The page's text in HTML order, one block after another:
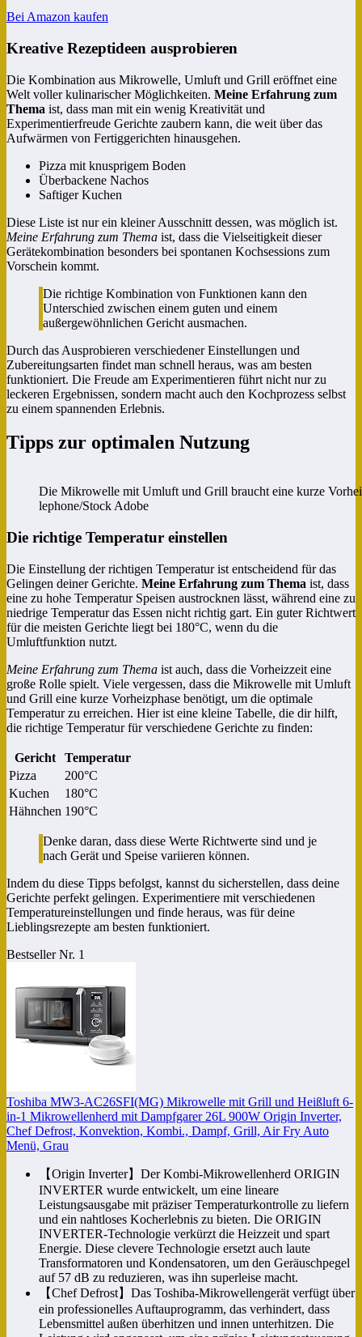
Bei Amazon kaufen
Kreative Rezeptideen ausprobieren
Die Kombination aus Mikrowelle, Umluft und Grill eröffnet eine
Welt voller kulinarischer Möglichkeiten. Meine Erfahrung zum
Thema ist, dass man mit ein wenig Kreativität und
Experimentierfreude Gerichte zaubern kann, die weit über das
Aufwärmen von Fertiggerichten hinausgehen.
Pizza mit knusprigem Boden
Überbackene Nachos
Saftiger Kuchen
Diese Liste ist nur ein kleiner Ausschnitt dessen, was möglich ist.
Meine Erfahrung zum Thema ist, dass die Vielseitigkeit dieser
Gerätekombination besonders bei spontanen Kochsessions zum
Vorschein kommt.
Die richtige Kombination von Funktionen kann den
Unterschied zwischen einem guten und einem
außergewöhnlichen Gericht ausmachen.
Durch das Ausprobieren verschiedener Einstellungen und
Zubereitungsarten findet man schnell heraus, was am besten
funktioniert. Die Freude am Experimentieren führt nicht nur zu
leckeren Ergebnissen, sondern macht auch den Kochprozess selbst
zu einem spannenden Erlebnis.
Tipps zur optimalen Nutzung
Die Mikrowelle mit Umluft und Grill braucht eine kurze
lephone/Stock Adobe
Die richtige Temperatur einstellen
Die Einstellung der richtigen Temperatur ist entscheidend für das
Gelingen deiner Gerichte. Meine Erfahrung zum Thema ist, dass
eine zu hohe Temperatur Speisen austrocknen lässt, während eine zu
niedrige Temperatur das Essen nicht richtig gart. Ein guter Richtwert
für die meisten Gerichte liegt bei 180°C, wenn du die
Umluftfunktion nutzt.
Meine Erfahrung zum Thema ist auch, dass die Vorheizzeit eine
große Rolle spielt. Viele vergessen, dass die Mikrowelle mit Umluft
und Grill eine kurze Vorheizphase benötigt, um die optimale
Temperatur zu erreichen. Hier ist eine kleine Tabelle, die dir hilft,
die richtige Temperatur für verschiedene Gerichte zu finden:
Gericht
Temperatur
Pizza
200°C
Kuchen
180°C
Hähnchen 190°C
Denke daran, dass diese Werte Richtwerte sind und je
nach Gerät und Speise variieren können.
Indem du diese Tipps befolgst, kannst du sicherstellen, dass deine
Gerichte perfekt gelingen. Experimentiere mit verschiedenen
Temperatureinstellungen und finde heraus, was für deine
Lieblingsrezepte am besten funktioniert.
Bestseller Nr. 1
Toshiba MW3-AC26SFI(MG) Mikrowelle mit Grill und Heißluft 6-
in-1 Mikrowellenherd mit Dampfgarer 26L 900W Origin Inverter,
Chef Defrost, Konvektion, Kombi., Dampf, Grill, Air Fry Auto
Menü, Grau
【Origin Inverter】Der Kombi-Mikrowellenherd ORIGIN
INVERTER wurde entwickelt, um eine lineare
Leistungsausgabe mit präziser Temperaturkontrolle zu liefern
und ein nahtloses Kocherlebnis zu bieten. Die ORIGIN
INVERTER-Technologie verkürzt die Heizzeit und spart
Energie. Diese clevere Technologie ersetzt auch laute
Transformatoren und Kondensatoren, um den Geräuschpegel
auf 57 dB zu reduzieren, was ihn superleise macht.
【Chef Defrost】Das Toshiba-Mikrowellengerät verfügt über
ein professionelles Auftauprogramm, das verhindert, dass
Lebensmittel außen überhitzen und innen unterhitzen. Die